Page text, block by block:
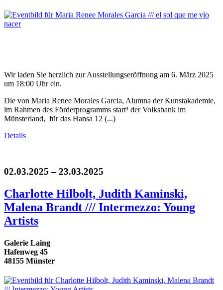
Wir laden Sie herzlich zur Ausstellungseröffnung am 6. März 2025
um 18:00 Uhr ein.
Die von Maria Renee Morales Garcia, Alumna der Kunstakademie,
im Rahmen des Förderprogramms start³ der Volksbank im
Münsterland, für das Hansa 12 (...)
Details
02.03.2025 – 23.03.2025
Charlotte Hilbolt, Judith Kaminski,
Malena Brandt /// Intermezzo: Young
Artists
Galerie Laing
Hafenweg 45
48155 Münster